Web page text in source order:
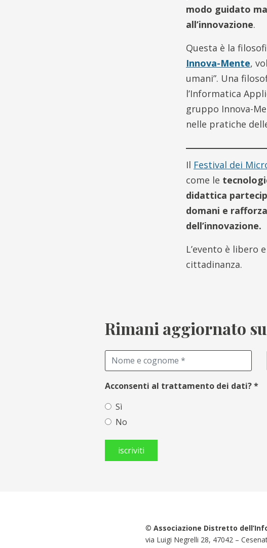
modo guidato
all’innovazione.
Questa è la
Innova-Mente,
umani”. Una
l’Informatica
gruppo Innova-
nelle pratiche
Il Festival dei
come le
didattica
domani e
dell’innovazione.
L’evento è libero
cittadinanza.
Rimani aggiornato
Acconsenti al trattamento dei dati?*
Sì
No
© Associazione Distretto
via Luigi Negrelli 28, 47042 –